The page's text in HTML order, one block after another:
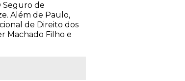
Seguro de
Além de Paulo,
de Direito dos
Machado Filho e